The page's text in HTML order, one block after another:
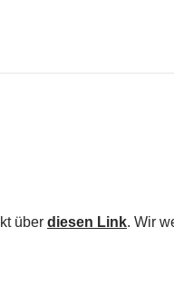
über diesen Link. Wir